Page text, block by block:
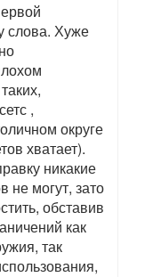
слова. Хуже
,
округе
хватает).
никакие
не могут, зато
обставив
как
так